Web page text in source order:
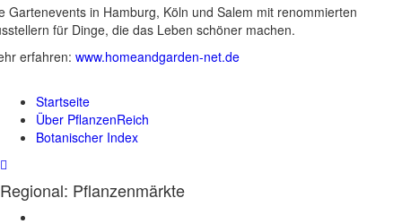
Gartenevents in Hamburg, Köln und Salem mit renommierten
für Dinge, die das Leben schöner machen.
erfahren: www.homeandgarden-net.de
Startseite
Über PflanzenReich
Botanischer Index
Regional: Pflanzenmärkte